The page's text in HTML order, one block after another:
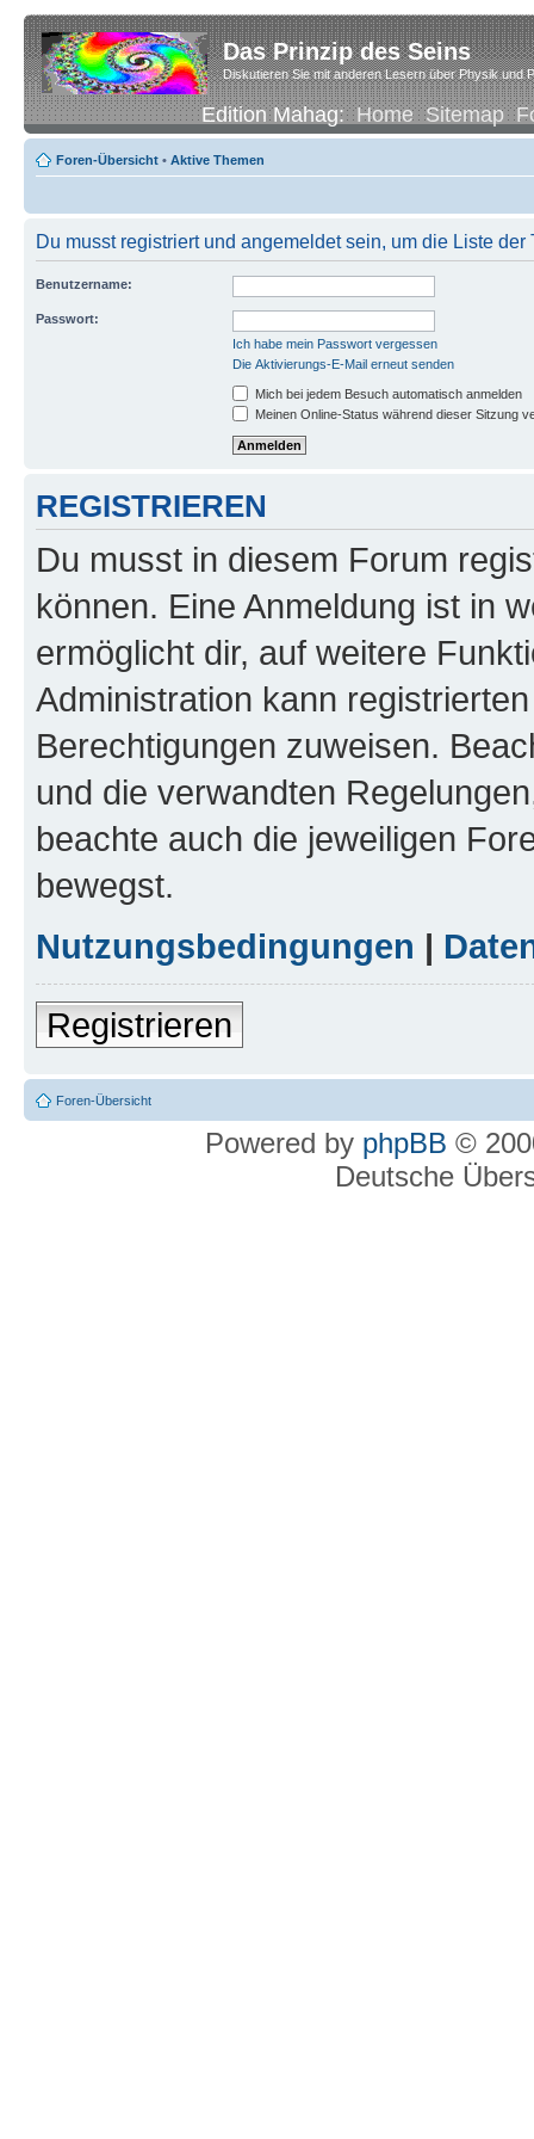
Das Prinzip des Seins
Diskutieren Sie mit anderen Lesern über Physik und
Edition Mahag:Home Sitemap
Foren-Übersicht • Aktive Themen
Du musst registriert und angemeldet sein, um die Liste
Benutzername:
Passwort:
Ich habe mein Passwort vergessen
Die Aktivierungs-E-Mail erneut senden
Mich bei jedem Besuch automatisch anmelden
Meinen Online-Status während dieser Sitzung
REGISTRIEREN
Du musst in diesem Forum
können. Eine Anmeldung ist in
ermöglicht dir, auf weitere
Administration kann
Berechtigungen zuweisen.
und die verwandten
beachte auch die jeweiligen
bewegst.
Nutzungsbedingungen |
Registrieren
Foren-Übersicht
Powered by phpBB ©
Deutsche